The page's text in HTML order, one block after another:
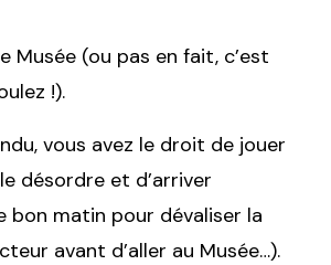
Musée (ou pas en fait, c’est
!).
vous avez le droit de jouer
désordre et d’arriver
bon matin pour dévaliser la
avant d’aller au Musée…).